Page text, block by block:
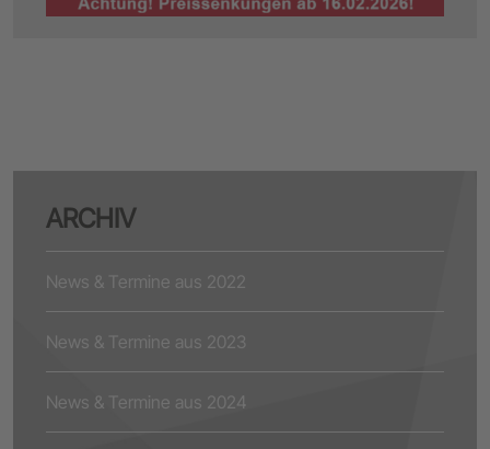
ARCHIV
News & Termine aus 2022
News & Termine aus 2023
News & Termine aus 2024